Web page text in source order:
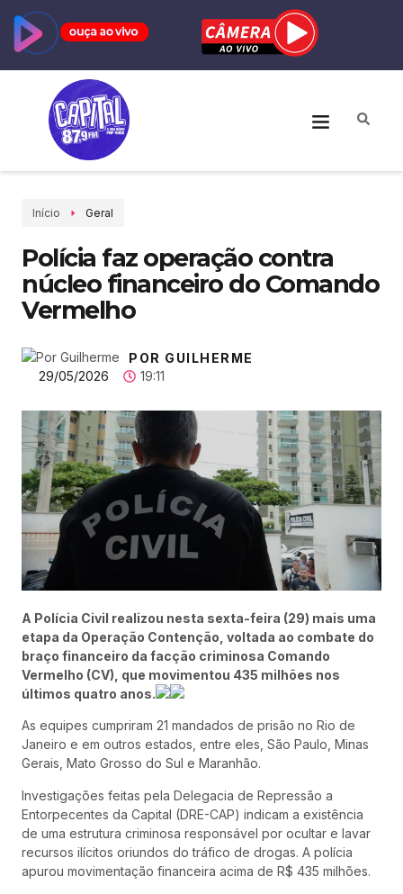
Início Geral
Polícia faz operação contra
núcleo financeiro do Comando
Vermelho
POR GUILHERME
29/05/2026
19:11
A Polícia Civil realizou nesta sexta-feira (29) mais uma
etapa da Operação Contenção, voltada ao combate do
braço financeiro da facção criminosa Comando
Vermelho (CV), que movimentou 435 milhões nos
últimos quatro anos.
As equipes cumpriram 21 mandados de prisão no Rio de
Janeiro e em outros estados, entre eles, São Paulo, Minas
Gerais, Mato Grosso do Sul e Maranhão.
Investigações feitas pela Delegacia de Repressão a
Entorpecentes da Capital (DRE-CAP) indicam a existência
de uma estrutura criminosa responsável por ocultar e lavar
recursos ilícitos oriundos do tráfico de drogas. A polícia
apurou movimentação financeira acima de R$ 435 milhões.